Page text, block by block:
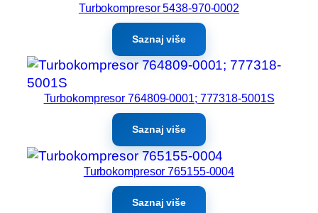
Turbokompresor 5438-970-0002
Saznaj više
Turbokompresor 764809-0001; 777318-5001S
Saznaj više
Turbokompresor 765155-0004
Saznaj više